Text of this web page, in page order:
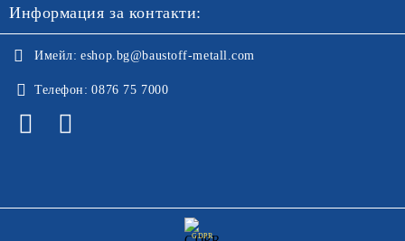
Информация за контакти:
Имейл: eshop.bg@baustoff-metall.com
Телефон: 0876 75 7000
GDPR